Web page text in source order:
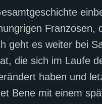
Franzosen,
geht es weiter bei
die sich im Laufe
haben und
Bene mit einem